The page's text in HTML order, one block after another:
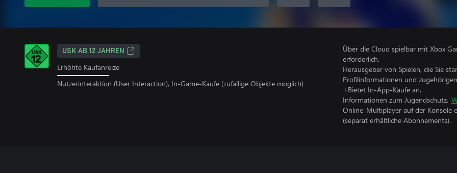
USK AB 12 JAHREN
Erhöhte Kaufanreize
Nutzerinteraktion (User Interaction), In-Game-Käufe (zufällige Objekte möglich)
Über die Cloud spielbar mit Xbox
erforderlich.
Herausgeber von Spielen, die Sie
Profilinformationen und
+Bietet In-App-Käufe an.
Informationen zum Jugendschutz.
Online-Multiplayer auf der Konsole
(separat erhältliche Abonnements).